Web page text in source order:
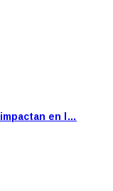
en l…